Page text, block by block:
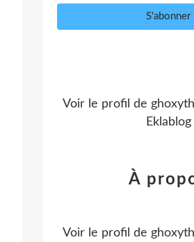
Voir le profil de
Eklablog
À
Voir le profil de